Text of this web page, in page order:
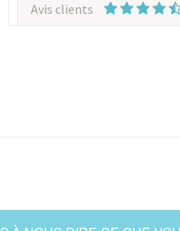
Avis clients